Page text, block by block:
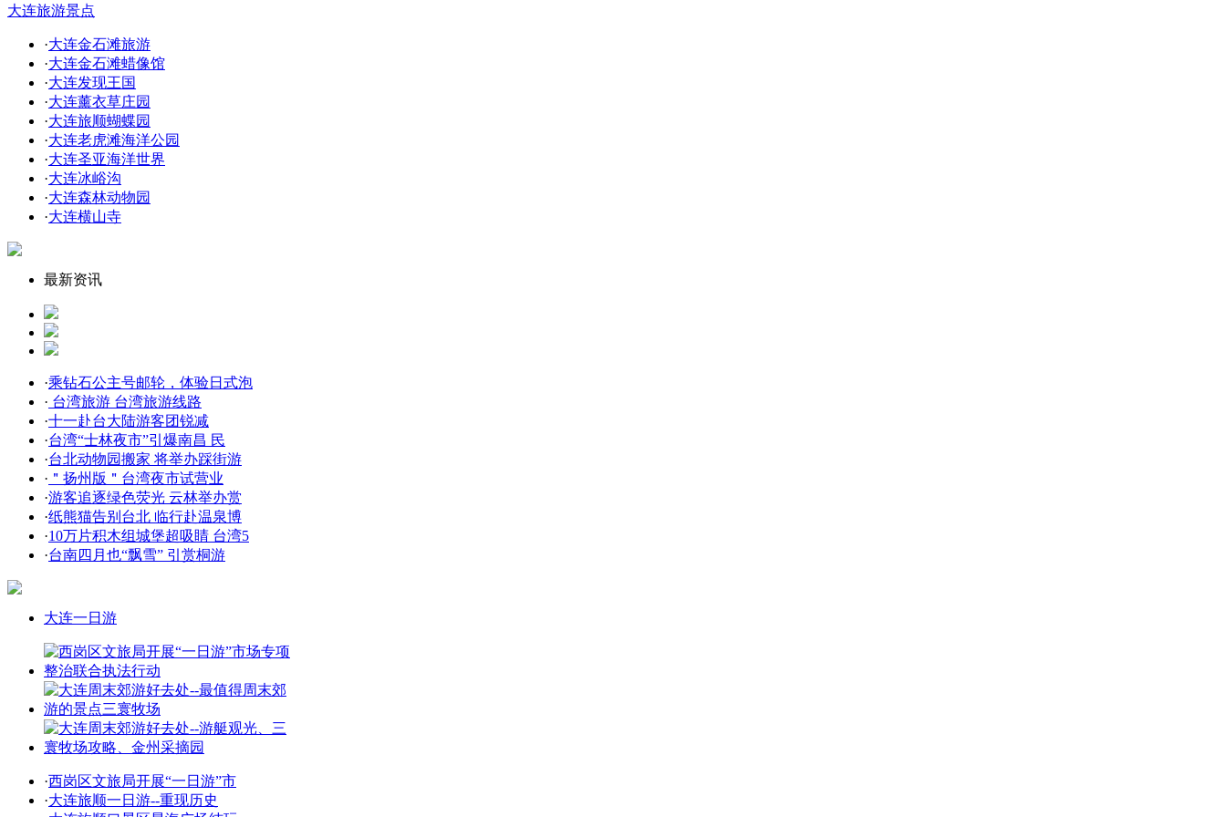
大连旅游景点
·大连金石滩旅游
·大连金石滩蜡像馆
·大连发现王国
·大连薰衣草庄园
·大连旅顺蝴蝶园
·大连老虎滩海洋公园
·大连圣亚海洋世界
·大连冰峪沟
·大连森林动物园
·大连横山寺
最新资讯
·乘钻石公主号邮轮，体验日式泡
· 台湾旅游 台湾旅游线路
·十一赴台大陆游客团锐减
·台湾“士林夜市”引爆南昌 民
·台北动物园搬家 将举办踩街游
· ＂扬州版＂台湾夜市试营业
·游客追逐绿色荧光 云林举办赏
·纸熊猫告别台北 临行赴温泉博
·10万片积木组城堡超吸睛 台湾5
·台南四月也“飘雪” 引赏桐游
大连一日游
·西岗区文旅局开展“一日游”市
·大连旅顺一日游--重现历史